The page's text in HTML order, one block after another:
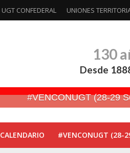
UGT CONFEDERAL UNIONES
130
Desde
#VENCONUGT (28-29
CALENDARIO #VENCONUGT (28-